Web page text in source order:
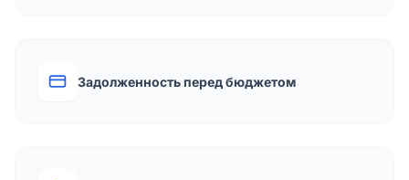
Задолженность перед бюджетом